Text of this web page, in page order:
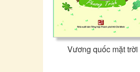
Vương quốc mặt trời